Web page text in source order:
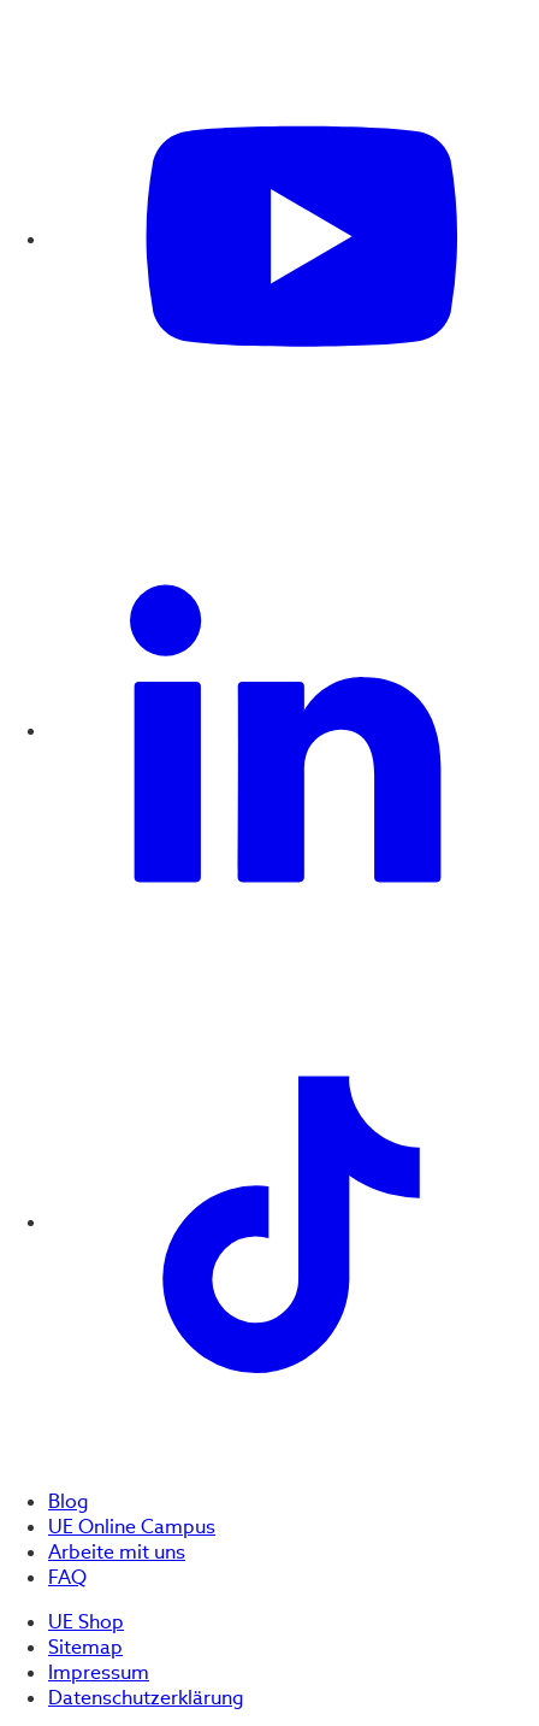
Blog
UE Online Campus
Arbeite mit uns
FAQ
UE Shop
Sitemap
Impressum
Datenschutzerklärung